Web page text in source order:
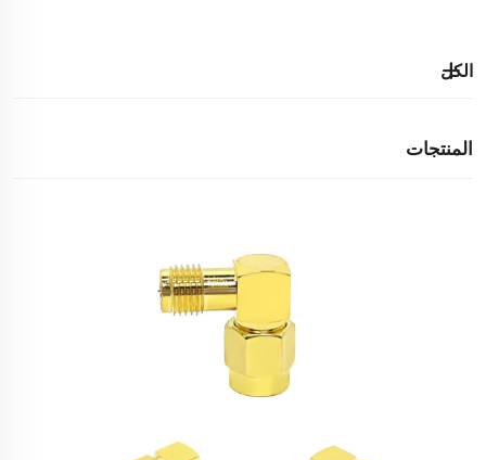
الكل
المنتجات